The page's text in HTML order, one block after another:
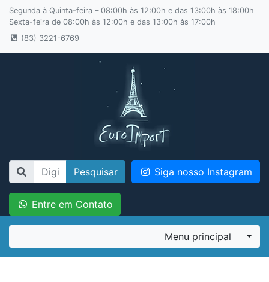
Segunda à Quinta-feira – 08:00h às 12:00h e das 13:00h às 18:00h
Sexta-feira de 08:00h às 12:00h e das 13:00h às 17:00h
(83) 3221-6769
Pesquisar Siga nosso Instagram
Entre em Contato
Menu principal